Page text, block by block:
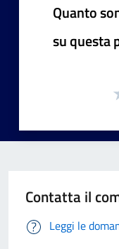
Quanto
su questa
Contatta il
Leggi le